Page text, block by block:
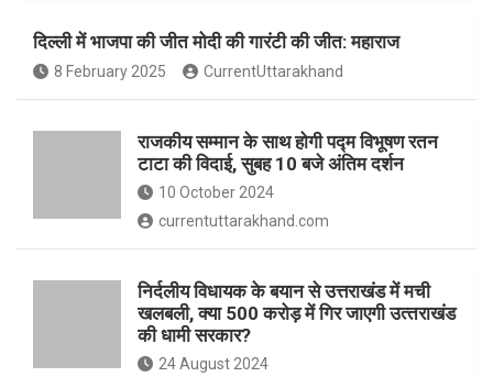
ce
b
o
o
at
s
A
p
p
e
दिल्ली में भाजपा की जीत मोदी की गारंटी की जीत: महाराज
8 February 2025 CurrentUttarakhand
राजकीय सम्मान के साथ होगी पद्म विभूषण रतन
टाटा की विदाई, सुबह 10 बजे अंतिम दर्शन
10 October 2024
currentuttarakhand.com
निर्दलीय विधायक के बयान से उत्तराखंड में मची
खलबली, क्‍या 500 करोड़ में गिर जाएगी उत्‍तराखंड
की धामी सरकार?
24 August 2024